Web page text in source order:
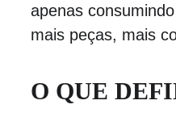
apenas
mais peças, mais
O QUE